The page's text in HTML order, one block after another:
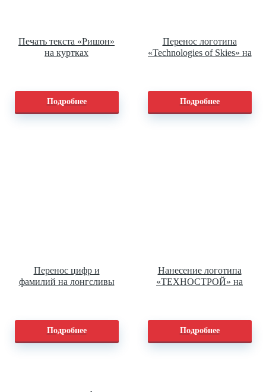
Печать текста «Ришон»
на куртках
Подробнее
Перенос логотипа
«Technologies of Skies» на
Подробнее
Перенос цифр и
фамилий на лонгсливы
Подробнее
Нанесение логотипа
«ТЕХНОСТРОЙ» на
Подробнее